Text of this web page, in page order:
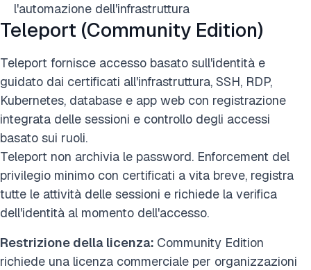
l'automazione dell'infrastruttura
Teleport (Community Edition)
Teleport fornisce accesso basato sull'identità e
guidato dai certificati all'infrastruttura, SSH, RDP,
Kubernetes, database e app web con registrazione
integrata delle sessioni e controllo degli accessi
basato sui ruoli.
Teleport non archivia le password. Enforcement del
privilegio minimo con certificati a vita breve, registra
tutte le attività delle sessioni e richiede la verifica
dell'identità al momento dell'accesso.
Restrizione della licenza: Community Edition
richiede una licenza commerciale per organizzazioni